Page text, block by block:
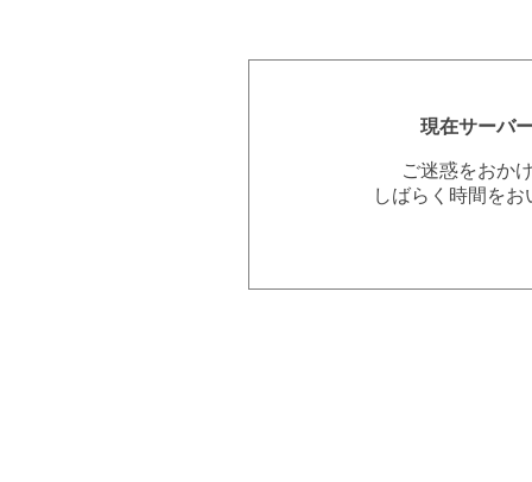
現在サーバ
ご迷惑をおか
しばらく時間を